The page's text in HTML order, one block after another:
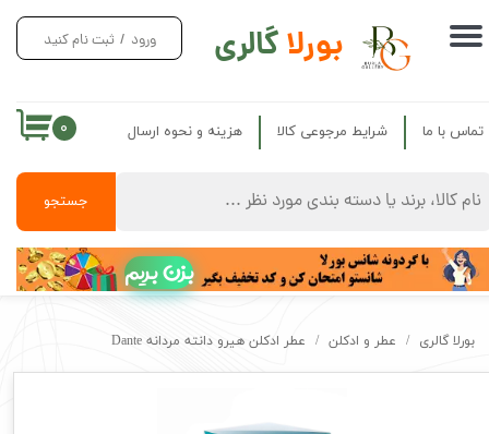
بورلاگالری
جستجو
ورود / ثبت نام کنید
حساب کاربری من
سفارشات
خروج از حساب کاربری
۰ تماس با ما شرایط مرجوعی کالا هزینه و نحوه ارسال
بزن بریم
بورلا گالری عطر و ادکلن عطر ادکلن هیرو دانته مردانه Dante